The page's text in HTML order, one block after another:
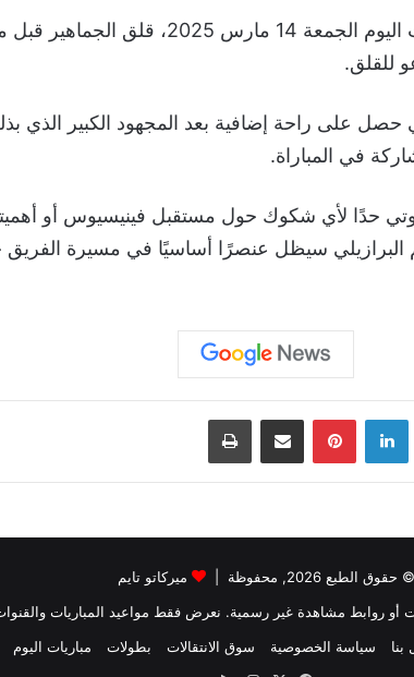
وأثار غياب فينيسيوس عن تدريبات اليوم الجمعة 14
للقلق.
حصل على راحة إضافية بعد المجهود الكبير الذي
في المباراة.
حدًا لأي شكوك حول مستقبل فينيسيوس أو
البرازيلي سيظل عنصرًا أساسيًا في مسيرة الفريق
لينكدإن بينتيريست
© حقوق الطبع 2026, محفوظة |
ميركاتو تايم
أو روابط مشاهدة غير رسمية. نعرض فقط مواعيد المباريات
بنا سياسة الخصوصية سوق الانتقالات بطولات
مباريات اليوم